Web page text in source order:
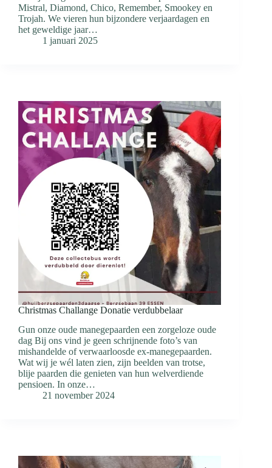
Mistral, Diamond, Chico, Remember, Smookey en
Trojah. We vieren hun bijzondere verjaardagen en
het geweldige jaar…
1 januari 2025
Christmas Challange Donatie verdubbelaar
Gun onze oude manegepaarden een zorgeloze oude
dag Bij ons vind je geen schrijnende foto’s van
mishandelde of verwaarloosde ex-manegepaarden.
Wat wij je wél laten zien, zijn beelden van trotse,
blije paarden die genieten van hun welverdiende
pensioen. In onze…
21 november 2024